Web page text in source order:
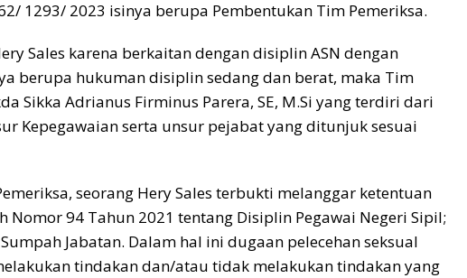
1293/ 2023 isinya berupa Pembentukan Tim Pemeriksa.
Sales karena berkaitan dengan disiplin ASN dengan
berupa hukuman disiplin sedang dan berat, maka Tim
Sikka Adrianus Firminus Parera, SE, M.Si yang terdiri dari
Kepegawaian serta unsur pejabat yang ditunjuk sesuai
seorang Hery Sales terbukti melanggar ketentuan
Nomor 94 Tahun 2021 tentang Disiplin Pegawai Negeri Sipil;
Jabatan. Dalam hal ini dugaan pelecehan seksual
tindakan dan/atau tidak melakukan tindakan yang